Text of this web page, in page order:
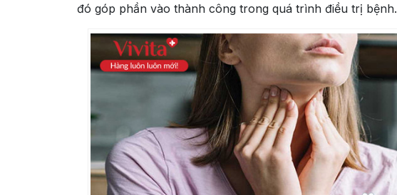
đó góp phần vào thành công trong quá trình điều trị bệnh.